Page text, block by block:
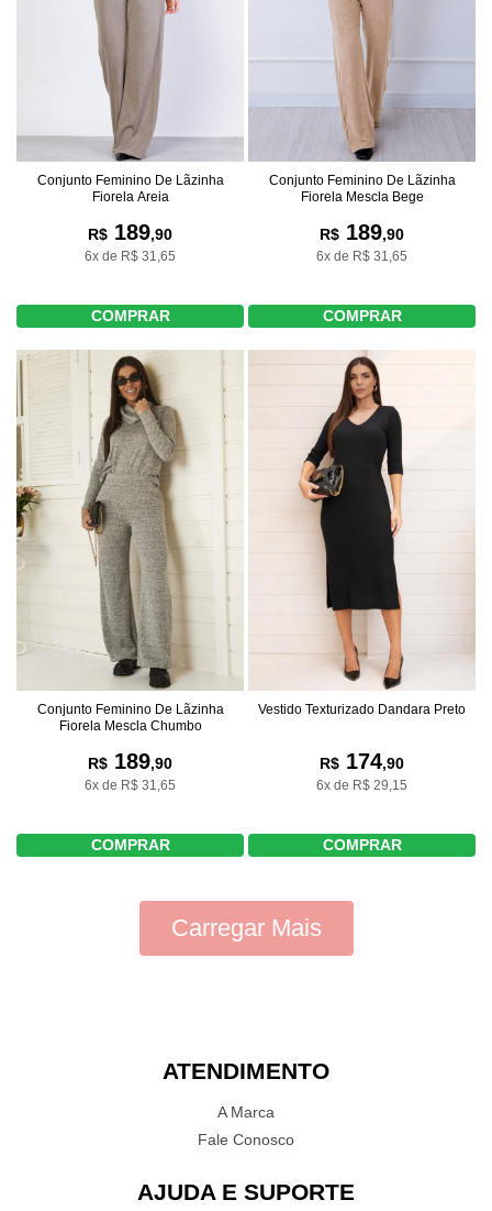
Conjunto Feminino De Lãzinha
Fiorela Areia
R$ 189,90
6x de R$ 31,65
COMPRAR
Conjunto Feminino De Lãzinha
Fiorela Mescla Bege
R$ 189,90
6x de R$ 31,65
COMPRAR
Conjunto Feminino De Lãzinha
Fiorela Mescla Chumbo
R$ 189,90
6x de R$ 31,65
COMPRAR
Vestido Texturizado Dandara Preto
R$ 174,90
6x de R$ 29,15
COMPRAR
Carregar Mais
ATENDIMENTO
A Marca
Fale Conosco
AJUDA E SUPORTE